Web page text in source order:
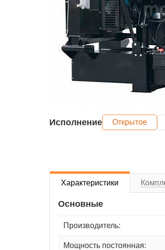
Исполнение Открытое
Характеристики
Основные
Производитель:
Мощность постоянная: